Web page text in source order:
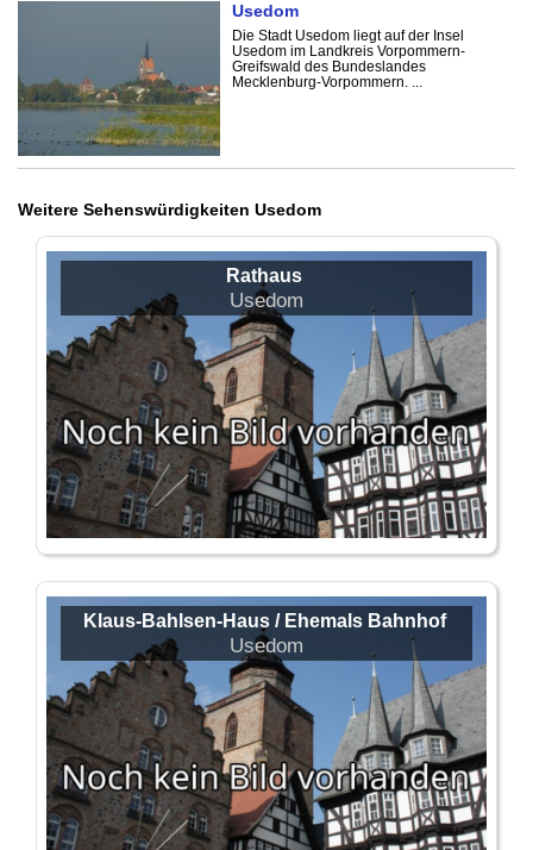
Usedom
Die Stadt Usedom liegt auf der Insel
Usedom im Landkreis Vorpommern-
Greifswald des Bundeslandes
Mecklenburg-Vorpommern. ...
Weitere Sehenswürdigkeiten Usedom
Rathaus
Usedom
Klaus-Bahlsen-Haus / Ehemals Bahnhof
Usedom